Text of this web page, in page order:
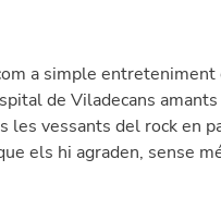
a simple entreteniment
de Viladecans
les vessants del rock en
els hi agraden, sense